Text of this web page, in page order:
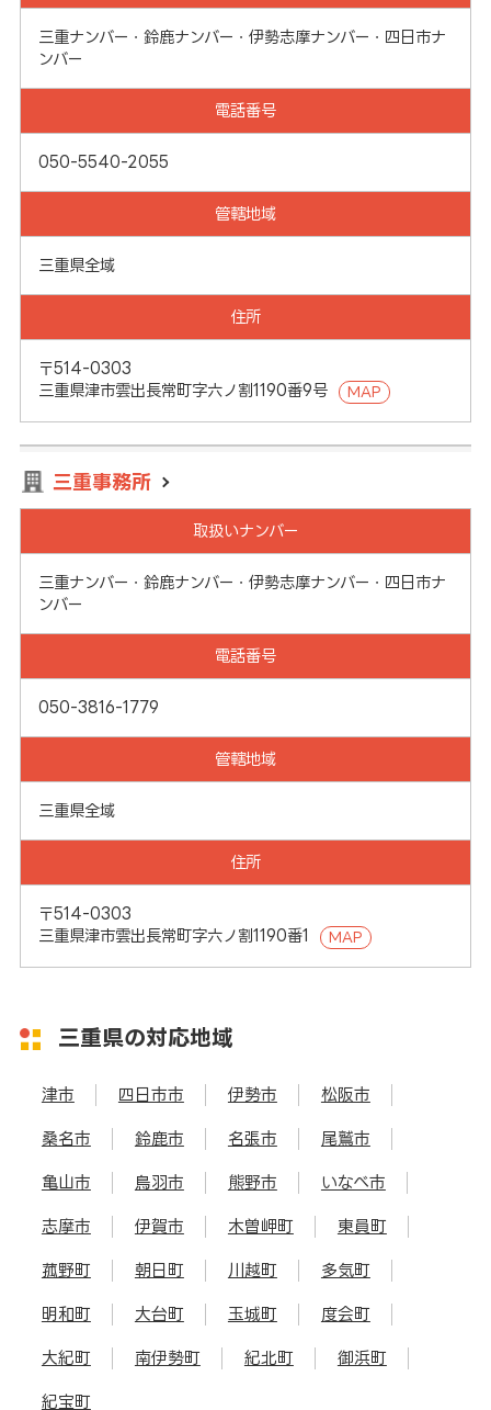
三重ナンバー・鈴鹿ナンバー・伊勢志摩ナンバー・四日市ナ
ンバー
電話番号
050-5540-2055
管轄地域
三重県全域
住所
〒514-0303
三重県津市雲出長常町字六ノ割1190番9号
MAP
三重事務所
取扱いナンバー
三重ナンバー・鈴鹿ナンバー・伊勢志摩ナンバー・四日市ナ
ンバー
電話番号
050-3816-1779
管轄地域
三重県全域
住所
〒514-0303
三重県津市雲出長常町字六ノ割1190番1
MAP
三重県の対応地域
津市 四日市市 伊勢市 松阪市
桑名市 鈴鹿市 名張市 尾鷲市
亀山市 鳥羽市 熊野市 いなべ市
志摩市 伊賀市 木曽岬町 東員町
菰野町 朝日町 川越町 多気町
明和町 大台町 玉城町 度会町
大紀町 南伊勢町 紀北町 御浜町
紀宝町